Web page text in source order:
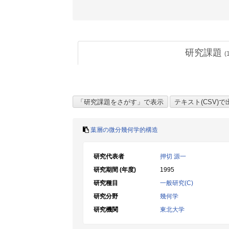
研究課題 (
葉層の微分幾何学的構造
研究代表者
押切 源一
研究期間 (年度)
1995
研究種目
一般研究(C)
研究分野
幾何学
研究機関
東北大学